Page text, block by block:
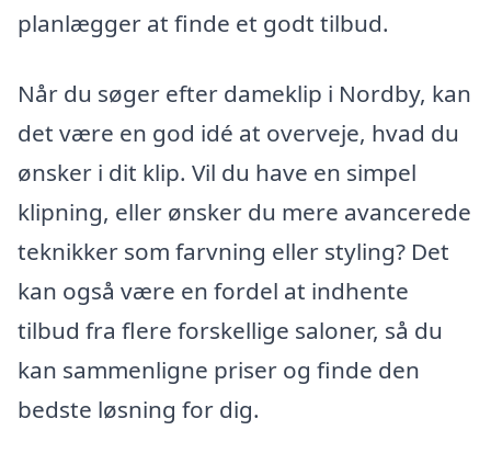
planlægger at finde et godt tilbud.
Når du søger efter dameklip i Nordby, kan
det være en god idé at overveje, hvad du
ønsker i dit klip. Vil du have en simpel
klipning, eller ønsker du mere avancerede
teknikker som farvning eller styling? Det
kan også være en fordel at indhente
tilbud fra flere forskellige saloner, så du
kan sammenligne priser og finde den
bedste løsning for dig.